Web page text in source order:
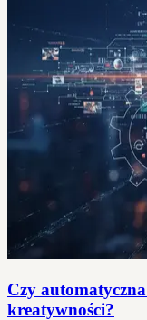
Czy
kreatywności?